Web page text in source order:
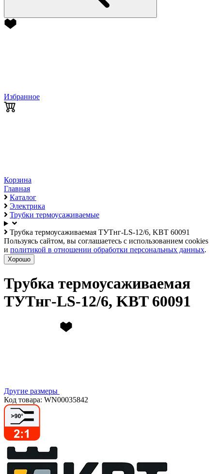
Избранное
Корзина
Главная
Каталог
Электрика
Трубки термоусаживаемые
Трубка термоусаживаемая ТУТнг-LS-12/6, KBT 60091
Пользуясь сайтом, вы соглашаетесь с использованием cookies
и политикой в отношении обработки персональных данных.
Хорошо
Трубка термоусаживаемая
ТУТнг-LS-12/6, KBT 60091
Другие размеры
Код товара: WN00035842